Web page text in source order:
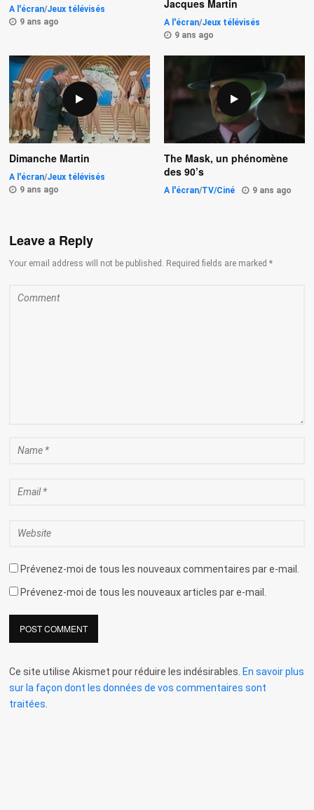
A l'écran/Jeux télévisés
9 ans ago
Jacques Martin
A l'écran/Jeux télévisés
9 ans ago
Dimanche Martin
A l'écran/Jeux télévisés
9 ans ago
The Mask, un phénomène
des 90’s
A l'écran/TV/Ciné 9 ans ago
Leave a Reply
Your email address will not be published. Required fields are marked *
Prévenez-moi de tous les nouveaux commentaires par e-mail.
Prévenez-moi de tous les nouveaux articles par e-mail.
Ce site utilise Akismet pour réduire les indésirables. En savoir plus
sur la façon dont les données de vos commentaires sont
traitées